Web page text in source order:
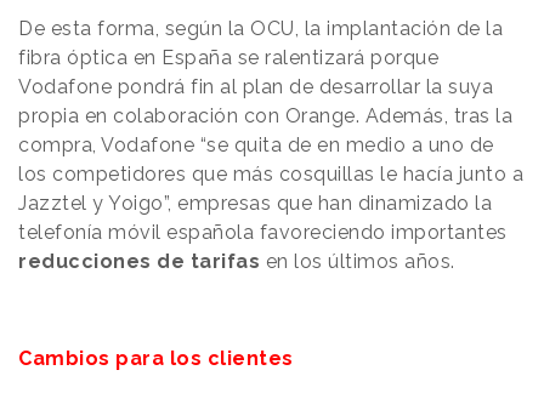
De esta forma, según la OCU, la implantación de la
fibra óptica en España se ralentizará porque
Vodafone pondrá fin al plan de desarrollar la suya
propia en colaboración con Orange. Además, tras la
compra, Vodafone “se quita de en medio a uno de
los competidores que más cosquillas le hacía junto a
Jazztel y Yoigo”, empresas que han dinamizado la
telefonía móvil española favoreciendo importantes
reducciones de tarifas en los últimos años.
Cambios para los clientes